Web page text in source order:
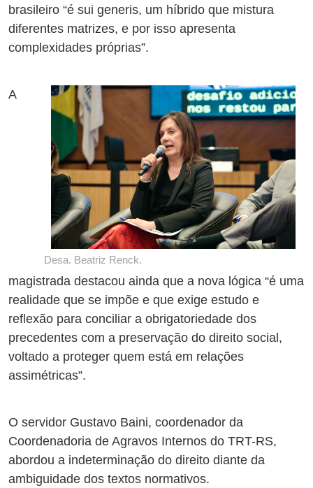
brasileiro “é sui generis, um híbrido que mistura
diferentes matrizes, e por isso apresenta
complexidades próprias”.
Desa. Beatriz Renck.
A
magistrada destacou ainda que a nova lógica “é uma
realidade que se impõe e que exige estudo e
reflexão para conciliar a obrigatoriedade dos
precedentes com a preservação do direito social,
voltado a proteger quem está em relações
assimétricas”.
O servidor Gustavo Baini, coordenador da
Coordenadoria de Agravos Internos do TRT-RS,
abordou a indeterminação do direito diante da
ambiguidade dos textos normativos.